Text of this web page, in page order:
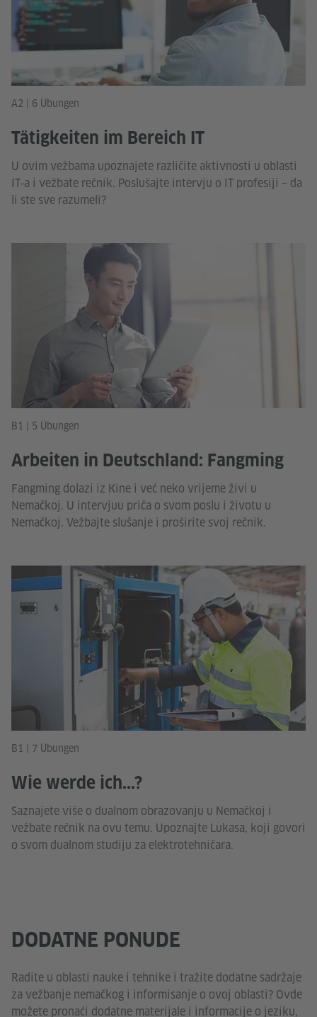
A2 | 6 Übungen
Tätigkeiten im Bereich IT
U ovim vežbama upoznajete različite aktivnosti u oblasti
IT‑a i vežbate rečnik. Poslušajte intervju o IT profesiji – da
li ste sve razumeli?
B1 | 5 Übungen
Arbeiten in Deutschland: Fangming
Fangming dolazi iz Kine i već neko vrijeme živi u
Nemačkoj. U intervjuu priča o svom poslu i životu u
Nemačkoj. Vežbajte slušanje i proširite svoj rečnik.
B1 | 7 Übungen
Wie werde ich...?
Saznajete više o dualnom obrazovanju u Nemačkoj i
vežbate rečnik na ovu temu. Upoznajte Lukasa, koji govori
o svom dualnom studiju za elektrotehničara.
DODATNE PONUDE
Radite u oblasti nauke i tehnike i tražite dodatne sadržaje
za vežbanje nemačkog i informisanje o ovoj oblasti? Ovde
možete pronaći dodatne materijale i informacije o jeziku,